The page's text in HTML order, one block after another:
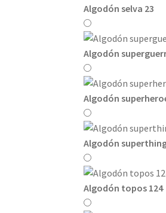
Algodón selva 23
Algodón
Algodón
Algodón
Algodón topos 124